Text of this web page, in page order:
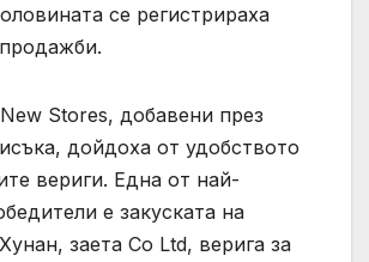
се регистрираха
Stores, добавени през
дойдоха от удобството
вериги. Една от най-
е закуската на
заета Co Ltd, верига за